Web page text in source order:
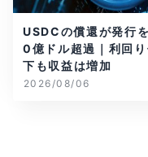
USDCの償還が発行
0億ドル超過｜利回り
下も収益は増加
2026/08/06